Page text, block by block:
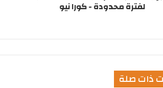
لفترة محدودة - كورا نيو
ذات صلة